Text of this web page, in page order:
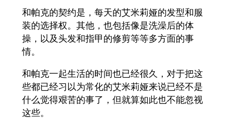
和帕克的契约是，每天的艾米莉娅的发型和服
装的选择权。其他，也包括像是洗澡后的体
操，以及头发和指甲的修剪等等多方面的事
情。
和帕克一起生活的时间也已经很久，对于把这
些都已经习以为常化的艾米莉娅来说已经不是
什么觉得艰苦的事了，但就算如此也不能忽视
这些。